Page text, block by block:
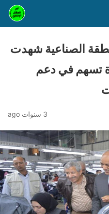
الصناعية شهدت
تسهم في دعم
3 سنوات ago